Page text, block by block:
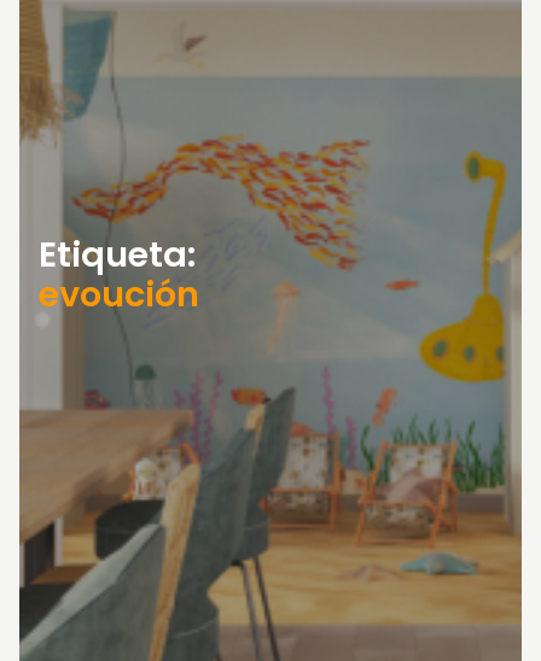
Etiqueta:
evoución